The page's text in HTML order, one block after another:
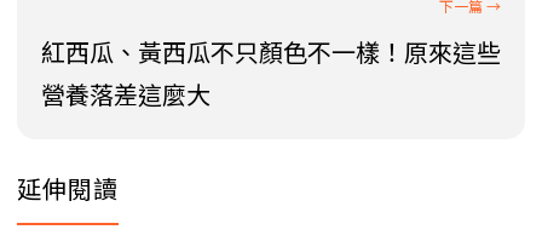
紅西瓜、黃西瓜不只顏色不一樣！原來這些
營養落差這麼大
延伸閱讀